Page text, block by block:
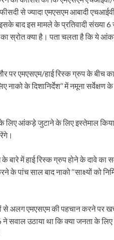
से ज्यादा एमएसएम आबादी
बाद इस मामले के प्रतिवादी संख्या
स्रोत क्या है। पता चलता है कि ये
पर एमएसएम/हाई रिस्क ग्रुप के बीच
के दिशानिर्देश’’ में नमूना सर्वेक्षण के
लिए आंकड़े जुटाने के लिए इस्तेमाल
बारे में हाई रिस्क ग्रुप होने के दावे का
साल बाद नाको ‘‘साक्ष्यों को
से अलग एमएसएम की पहचान करने पर
सवाल उठाया था कि क्या जनता के लिए